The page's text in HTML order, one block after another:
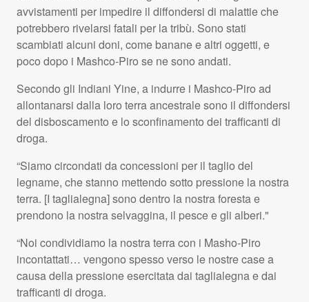
avvistamenti per impedire il diffondersi di malattie che
potrebbero rivelarsi fatali per la tribù. Sono stati
scambiati alcuni doni, come banane e altri oggetti, e
poco dopo i Mashco-Piro se ne sono andati.
Secondo gli Indiani Yine, a indurre i Mashco-Piro ad
allontanarsi dalla loro terra ancestrale sono il diffondersi
del disboscamento e lo sconfinamento dei trafficanti di
droga.
“Siamo circondati da concessioni per il taglio del
legname, che stanno mettendo sotto pressione la nostra
terra. [I taglialegna] sono dentro la nostra foresta e
prendono la nostra selvaggina, il pesce e gli alberi."
“Noi condividiamo la nostra terra con i Masho-Piro
incontattati… vengono spesso verso le nostre case a
causa della pressione esercitata dai taglialegna e dai
trafficanti di droga.